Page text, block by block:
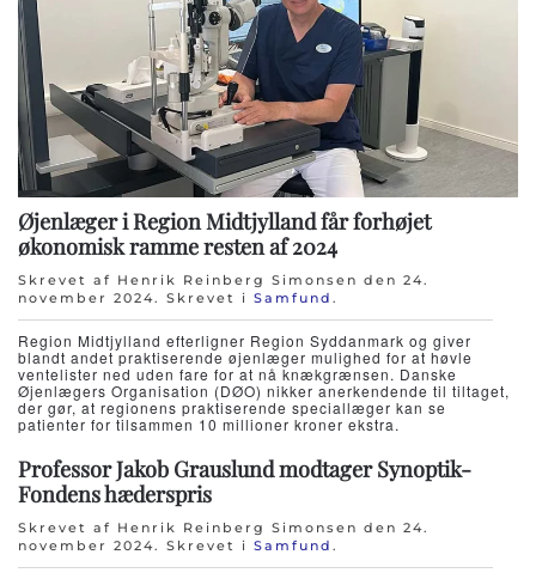
Øjenlæger i Region Midtjylland får forhøjet
økonomisk ramme resten af 2024
Skrevet af Henrik Reinberg Simonsen den 24.
november 2024. Skrevet i Samfund .
Region Midtjylland efterligner Region Syddanmark og giver
blandt andet praktiserende øjenlæger mulighed for at høvle
ventelister ned uden fare for at nå knækgrænsen. Danske
Øjenlægers Organisation (DØO) nikker anerkendende til tiltaget,
der gør, at regionens praktiserende speciallæger kan se
patienter for tilsammen 10 millioner kroner ekstra.
Professor Jakob Grauslund modtager Synoptik-
Fondens hæderspris
Skrevet af Henrik Reinberg Simonsen den 24.
november 2024. Skrevet i Samfund .